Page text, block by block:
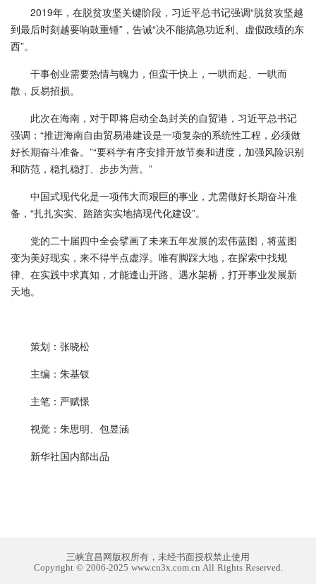
2019年，在脱贫攻坚关键阶段，习近平总书记强调“脱贫攻坚越
到最后时刻越要响鼓重锤”，告诫“决不能搞急功近利、虚假政绩的东
西”。
干事创业需要热情与魄力，但蛮干快上，一哄而起、一哄而
散，反易招损。
此次在海南，对于即将启动全岛封关的自贸港，习近平总书记
强调：“推进海南自由贸易港建设是一项复杂的系统性工程，必须做
好长期奋斗准备。”“要科学有序安排开放节奏和进度，加强风险识别
和防范，稳扎稳打、步步为营。”
中国式现代化是一项伟大而艰巨的事业，尤需做好长期奋斗准
备，“扎扎实实、踏踏实实地搞现代化建设”。
党的二十届四中全会擘画了未来五年发展的宏伟蓝图，将蓝图
变为美好现实，来不得半点虚浮。唯有脚踩大地，在探索中找规
律、在实践中求真知，才能逢山开路、遇水架桥，打开事业发展新
天地。
策划：张晓松
主编：朱基钗
主笔：严赋憬
视觉：朱思明、包昱涵
新华社国内部出品
三峡宜昌网版权所有，未经书面授权禁止使用
Copyright © 2006-2025 www.cn3x.com.cn All Rights Reserved.